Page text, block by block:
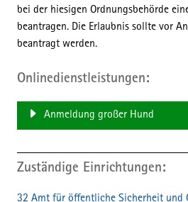
bei der hiesigen Ordnungsbehörde
beantragen. Die Erlaubnis sollte vor
beantragt werden.
Onlinedienstleistungen
Anmeldung großer Hund
Zuständige Einrichtungen
32 Amt für öffentliche Sicherheit und